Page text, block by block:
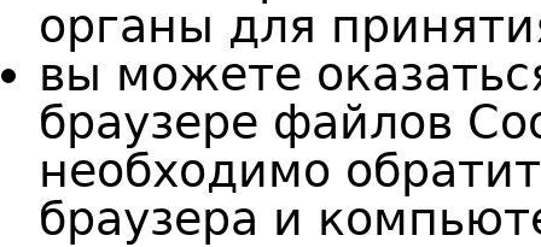
органы для
вы можете
браузере файлов
необходимо
браузера и